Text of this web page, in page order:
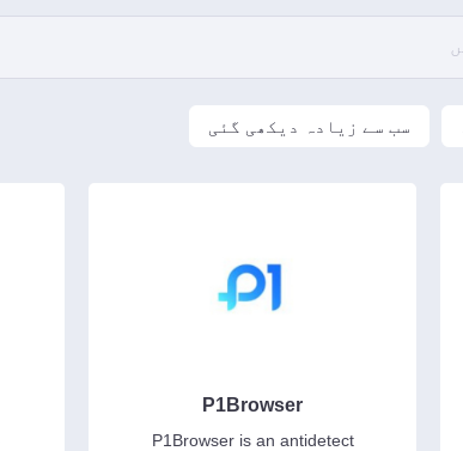
سب سے زیادہ دیکھی گئی
P1Browser
P1Browser is an antidetect